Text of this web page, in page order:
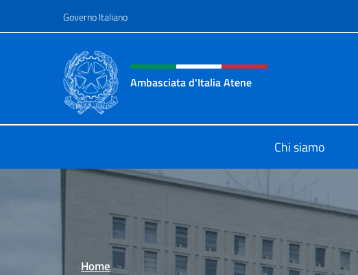
Governo Italiano
Intestazione sito, social e menù
Ambasciata d'Italia Atene
Chi siamo
Home >